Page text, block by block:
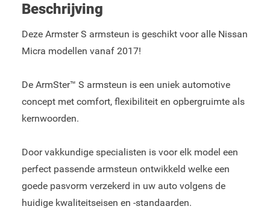
Beschrijving
Deze Armster S armsteun is geschikt voor alle Nissan
Micra modellen vanaf 2017!
De ArmSter™ S armsteun is een uniek automotive
concept met comfort, flexibiliteit en opbergruimte als
kernwoorden.
Door vakkundige specialisten is voor elk model een
perfect passende armsteun ontwikkeld welke een
goede pasvorm verzekerd in uw auto volgens de
huidige kwaliteitseisen en -standaarden.